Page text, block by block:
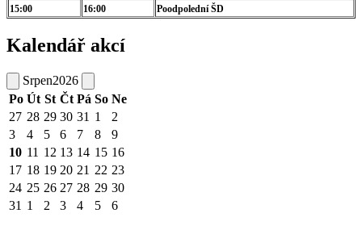
15:00
16:00 Poodpolední ŠD
Kalendář akcí
Srpen2026
Po Út St Čt Pá So Ne
27 28 29 30 31 1
2
3
4 5 6 7 8
9
10 11 12 13 14 15 16
17 18 19 20 21 22 23
24 25 26 27 28 29 30
31 1 2 3 4 5 6